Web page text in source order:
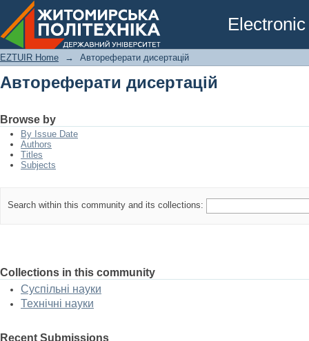
Автореферати дисертацій
EZTUIR Home → Автореферати дисертацій
Автореферати дисертацій
Browse by
By Issue Date
Authors
Titles
Subjects
Search within this community and its collections:
Collections in this community
Суспільні науки
Технічні науки
Recent Submissions